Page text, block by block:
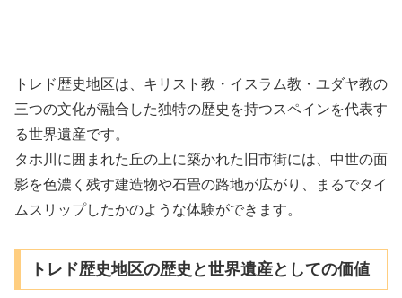
トレド歴史地区は、キリスト教・イスラム教・ユダヤ教の
三つの文化が融合した独特の歴史を持つスペインを代表す
る世界遺産です。
タホ川に囲まれた丘の上に築かれた旧市街には、中世の面
影を色濃く残す建造物や石畳の路地が広がり、まるでタイ
ムスリップしたかのような体験ができます。
トレド歴史地区の歴史と世界遺産としての価値